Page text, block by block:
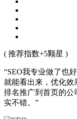
( 推荐指数+5颗星 )
“SEO我专业做了也
就能看出来，优化
排名推广到首页的公
实不错。”